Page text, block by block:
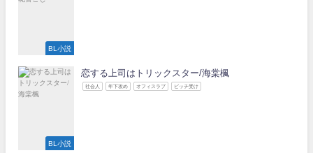
BL小説
BL小説
恋する上司はトリックスター/海棠楓
社会人 年下攻め オフィスラブ ビッチ受け